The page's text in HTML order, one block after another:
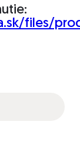
files/